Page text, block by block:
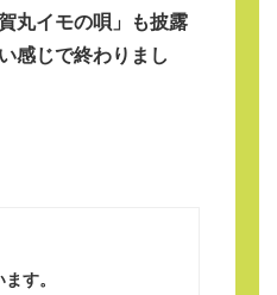
丸イモの唄」も披露
感じで終わりまし
す。